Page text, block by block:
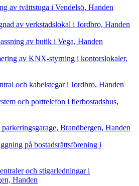
av tvättstuga i Vendelsö, Handen
av verkstadslokal i Jordbro, Handen
av butik i Vega, Handen
av KNX-styrning i kontorslokaler,
och kabelstegar i Jordbro, Handen
och porttelefon i flerbostadshus,
Brandbergen, Handen
på bostadsrättsförening i
och stigarledningar i
Handen